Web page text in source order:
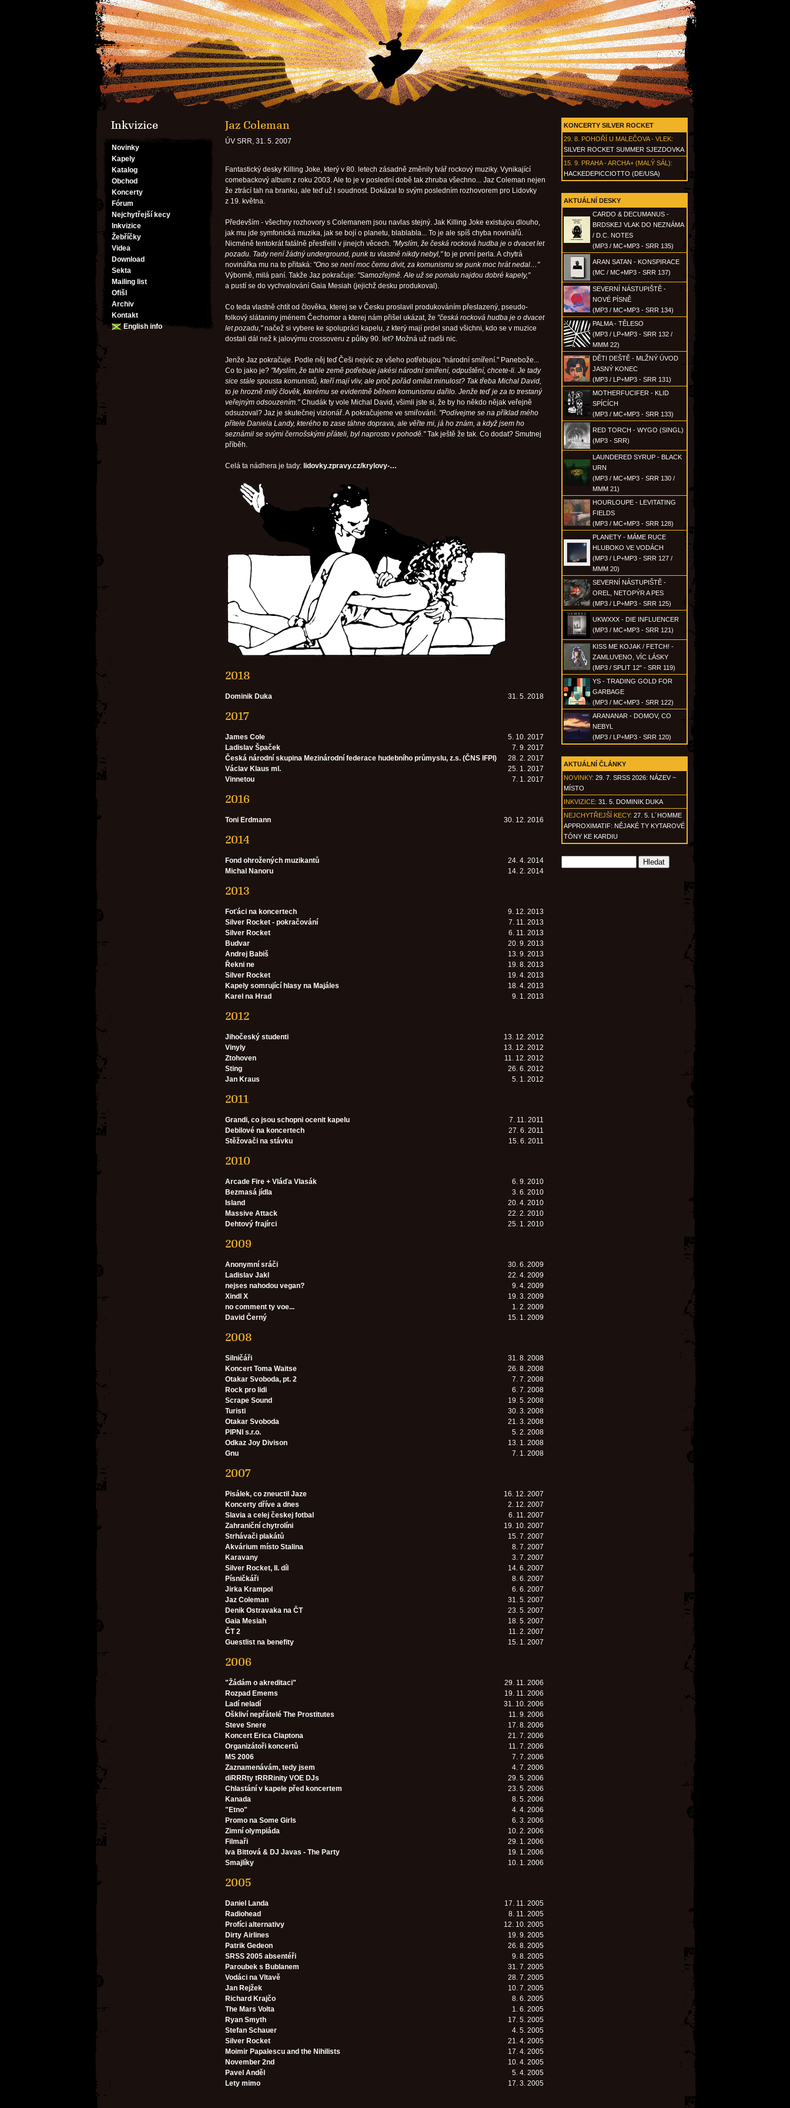
Inkvizice
Novinky
Kapely
Katalog
Obchod
Koncerty
Fórum
Nejchytřejší kecy
Inkvizice
Žebříčky
Videa
Download
Sekta
Mailing list
Ofišl
Archiv
Kontakt
English info
KONCERTY SILVER ROCKET
29. 8. POHOŘÍ U MALEČOVA - VLEK:
SILVER ROCKET SUMMER SJEZDOVKA
15. 9. PRAHA - ARCHA+ (MALÝ SÁL):
HACKEDEPICCIOTTO (DE/USA)
AKTUÁLNÍ DESKY
CARDO & DECUMANUS -
BRDSKEJ VLAK DO NEZNÁMA
/ D.C. NOTES
(MP3 / MC+MP3 - SRR 135)
ARAN SATAN - KONSPIRACE
(MC / MC+MP3 - SRR 137)
SEVERNÍ NÁSTUPIŠTĚ -
NOVÉ PÍSNĚ
(MP3 / MC+MP3 - SRR 134)
PALMA - TĚLESO
(MP3 / LP+MP3 - SRR 132 /
MMM 22)
DĚTI DEŠTĚ - MLŽNÝ ÚVOD
JASNÝ KONEC
(MP3 / LP+MP3 - SRR 131)
MOTHERFUCIFER - KLID
SPÍCÍCH
(MP3 / MC+MP3 - SRR 133)
RED TORCH - WYGO (SINGL)
(MP3 - SRR)
LAUNDERED SYRUP - BLACK
URN
(MP3 / MC+MP3 - SRR 130 /
MMM 21)
HOURLOUPE - LEVITATING
FIELDS
(MP3 / MC+MP3 - SRR 128)
PLANETY - MÁME RUCE
HLUBOKO VE VODÁCH
(MP3 / LP+MP3 - SRR 127 /
MMM 20)
SEVERNÍ NÁSTUPIŠTĚ -
OREL, NETOPÝR A PES
(MP3 / LP+MP3 - SRR 125)
UKWXXX - DIE INFLUENCER
(MP3 / MC+MP3 - SRR 121)
KISS ME KOJAK / FETCH! -
ZAMLUVENO, VÍC LÁSKY
(MP3 / SPLIT 12" - SRR 119)
YS - TRADING GOLD FOR
GARBAGE
(MP3 / MC+MP3 - SRR 122)
ARANANAR - DOMOV, CO
NEBYL
(MP3 / LP+MP3 - SRR 120)
AKTUÁLNÍ ČLÁNKY
NOVINKY: 29. 7. SRSS 2026: NÁZEV ~
MÍSTO
INKVIZICE: 31. 5. DOMINIK DUKA
NEJCHYTŘEJŠÍ KECY: 27. 5. L´HOMME
APPROXIMATIF: NĚJAKÉ TY KYTAROVÉ
TÓNY KE KARDIU
Jaz Coleman
ÚV SRR, 31. 5. 2007
Fantastický desky Killing Joke, který v 80. letech zásadně změnily tvář rockový muziky. Vynikající
comebackový album z roku 2003. Ale to je v poslední době tak zhruba všechno... Jaz Coleman nejen
že ztrácí tah na branku, ale teď už i soudnost. Dokázal to svým posledním rozhovorem pro Lidovky
z 19. května.
Především - všechny rozhovory s Colemanem jsou navlas stejný. Jak Killing Joke existujou dlouho,
jak mu jde symfonická muzika, jak se bojí o planetu, blablabla... To je ale spíš chyba novinářů.
Nicméně tentokrát fatálně přestřelil v jinejch věcech. "Myslím, že česká rocková hudba je o dvacet let
pozadu. Tady není žádný underground, punk tu vlastně nikdy nebyl,"to je první perla. A chytrá
novinářka mu na to přitaká: "Ono se není moc čemu divit, za komunismu se punk moc hrát nedal…"
Výborně, milá paní. Takže Jaz pokračuje: "Samozřejmě. Ale už se pomalu najdou dobré kapely,"
a pustí se do vychvalování Gaia Mesiah (jejichž desku produkoval).
Co teda vlastně chtít od člověka, kterej se v Česku proslavil produkováním přeslazený, pseudo-
folkový slátaniny jménem Čechomor a kterej nám přišel ukázat, že "česká rocková hudba je o dvacet
let pozadu,"načež si vybere ke spolupráci kapelu, z který mají prdel snad všichni, kdo se v muzice
dostali dál než k jalovýmu crossoveru z půlky 90. let? Možná už radši nic.
Jenže Jaz pokračuje. Podle něj teď Češi nejvíc ze všeho potřebujou "národní smíření." Panebože...
Co to jako je? "Myslím, že tahle země potřebuje jakési národní smíření, odpuštění, chcete-li. Je tady
sice stále spousta komunistů, kteří mají vliv, ale proč pořád omílat minulost? Tak třeba Michal David,
to je hrozně milý člověk, kterému se evidentně během komunismu dařilo. Jenže teď je za to trestaný
veřejným odsouzením."Chudák ty vole Michal David, všimli jste si, že by ho někdo nějak veřejně
odsuzoval? Jaz je skutečnej vizionář. A pokračujeme ve smiřování. "Podívejme se na příklad mého
přítele Daniela Landy, kterého to zase táhne doprava, ale věřte mi, já ho znám, a když jsem ho
seznámil se svými černošskými přáteli, byl naprosto v pohodě."Tak ještě že tak. Co dodat? Smutnej
příběh.
Celá ta nádhera je tady: lidovky.zpravy.cz/krylovy-…
2018
Dominik Duka 31. 5. 2018
2017
James Cole
5. 10. 2017
Ladislav Špaček
7. 9. 2017
Česká národní skupina Mezinárodní federace hudebního průmyslu, z.s. (ČNS IFPI)
28. 2. 2017
Václav Klaus ml.
25. 1. 2017
Vinnetou
7. 1. 2017
2016
Toni Erdmann 30. 12. 2016
2014
Fond ohrožených muzikantů
24. 4. 2014
Michal Nanoru
14. 2. 2014
2013
Foťáci na koncertech
9. 12. 2013
Silver Rocket - pokračování
7. 11. 2013
Silver Rocket
6. 11. 2013
Budvar
20. 9. 2013
Andrej Babiš
13. 9. 2013
Řekni ne
19. 8. 2013
Silver Rocket
19. 4. 2013
Kapely somrující hlasy na Majáles
18. 4. 2013
Karel na Hrad
9. 1. 2013
2012
Jihočeský studenti
13. 12. 2012
Vinyly
13. 12. 2012
Ztohoven
11. 12. 2012
Sting
26. 6. 2012
Jan Kraus
5. 1. 2012
2011
Grandi, co jsou schopni ocenit kapelu
7. 11. 2011
Debilové na koncertech
27. 6. 2011
Stěžovači na stávku
15. 6. 2011
2010
Arcade Fire + Vláďa Vlasák
6. 9. 2010
Bezmasá jídla
3. 6. 2010
Island
20. 4. 2010
Massive Attack
22. 2. 2010
Dehtový frajírci
25. 1. 2010
2009
Anonymní sráči
30. 6. 2009
Ladislav Jakl
22. 4. 2009
nejses nahodou vegan?
9. 4. 2009
Xindl X
19. 3. 2009
no comment ty voe...
1. 2. 2009
David Černý
15. 1. 2009
2008
Silničáři
31. 8. 2008
Koncert Toma Waitse
26. 8. 2008
Otakar Svoboda, pt. 2
7. 7. 2008
Rock pro lidi
6. 7. 2008
Scrape Sound
19. 5. 2008
Turisti
30. 3. 2008
Otakar Svoboda
21. 3. 2008
PIPNI s.r.o.
5. 2. 2008
Odkaz Joy Divison
13. 1. 2008
Gnu
7. 1. 2008
2007
Pisálek, co zneuctil Jaze
16. 12. 2007
Koncerty dříve a dnes
2. 12. 2007
Slavia a celej českej fotbal
6. 11. 2007
Zahraniční chytrolíni
19. 10. 2007
Strhávači plakátů
15. 7. 2007
Akvárium místo Stalina
8. 7. 2007
Karavany
3. 7. 2007
Silver Rocket, II. díl
14. 6. 2007
Písničkáři
8. 6. 2007
Jirka Krampol
6. 6. 2007
Jaz Coleman
31. 5. 2007
Denik Ostravaka na ČT
23. 5. 2007
Gaia Mesiah
18. 5. 2007
ČT 2
11. 2. 2007
Guestlist na benefity
15. 1. 2007
2006
"Žádám o akreditaci"
29. 11. 2006
Rozpad Emems
19. 11. 2006
Ladí neladí
31. 10. 2006
Oškliví nepřátelé The Prostitutes
11. 9. 2006
Steve Snere
17. 8. 2006
Koncert Erica Claptona
21. 7. 2006
Organizátoři koncertů
11. 7. 2006
MS 2006
7. 7. 2006
Zaznamenávám, tedy jsem
4. 7. 2006
diRRRty tRRRinity VOE DJs
29. 5. 2006
Chlastání v kapele před koncertem
23. 5. 2006
Kanada
8. 5. 2006
"Etno"
4. 4. 2006
Promo na Some Girls
6. 3. 2006
Zimní olympiáda
10. 2. 2006
Filmaři
29. 1. 2006
Iva Bittová & DJ Javas - The Party
19. 1. 2006
Smajlíky
10. 1. 2006
2005
Daniel Landa
17. 11. 2005
Radiohead
8. 11. 2005
Profíci alternativy
12. 10. 2005
Dirty Airlines
19. 9. 2005
Patrik Gedeon
26. 8. 2005
SRSS 2005 absentéři
9. 8. 2005
Paroubek s Bublanem
31. 7. 2005
Vodáci na Vltavě
28. 7. 2005
Jan Rejžek
10. 7. 2005
Richard Krajčo
8. 6. 2005
The Mars Volta
1. 6. 2005
Ryan Smyth
17. 5. 2005
Stefan Schauer
4. 5. 2005
Silver Rocket
21. 4. 2005
Moimir Papalescu and the Nihilists
17. 4. 2005
November 2nd
10. 4. 2005
Pavel Anděl
5. 4. 2005
Lety mimo
17. 3. 2005